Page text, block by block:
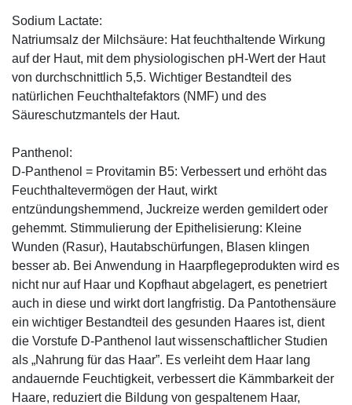
Sodium Lactate:
Natriumsalz der Milchsäure: Hat feuchthaltende Wirkung
auf der Haut, mit dem physiologischen pH-Wert der Haut
von durchschnittlich 5,5. Wichtiger Bestandteil des
natürlichen Feuchthaltefaktors (NMF) und des
Säureschutzmantels der Haut.
Panthenol:
D-Panthenol = Provitamin B5: Verbessert und erhöht das
Feuchthaltevermögen der Haut, wirkt
entzündungshemmend, Juckreize werden gemildert oder
gehemmt. Stimmulierung der Epithelisierung: Kleine
Wunden (Rasur), Hautabschürfungen, Blasen klingen
besser ab. Bei Anwendung in Haarpflegeprodukten wird es
nicht nur auf Haar und Kopfhaut abgelagert, es penetriert
auch in diese und wirkt dort langfristig. Da Pantothensäure
ein wichtiger Bestandteil des gesunden Haares ist, dient
die Vorstufe D-Panthenol laut wissenschaftlicher Studien
als „Nahrung für das Haar”. Es verleiht dem Haar lang
andauernde Feuchtigkeit, verbessert die Kämmbarkeit der
Haare, reduziert die Bildung von gespaltenem Haar,